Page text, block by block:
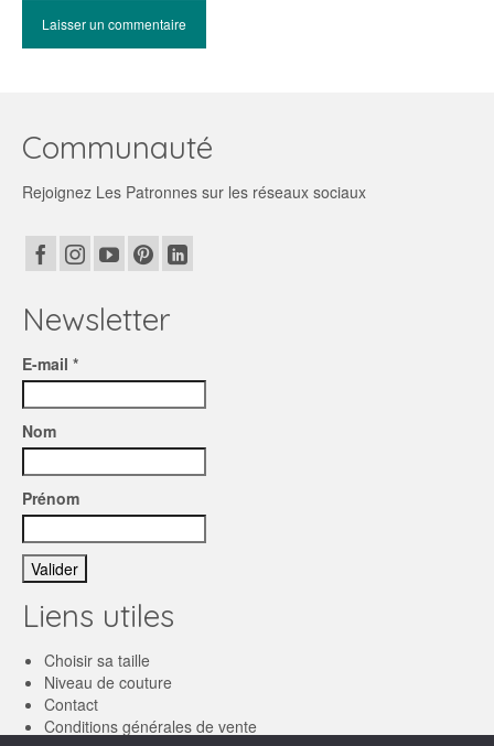
Communauté
Rejoignez Les Patronnes sur les réseaux sociaux
Newsletter
E-mail *
Nom
Prénom
Liens utiles
Choisir sa taille
Niveau de couture
Contact
Conditions générales de vente